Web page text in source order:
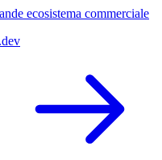
ecosistema commerciale